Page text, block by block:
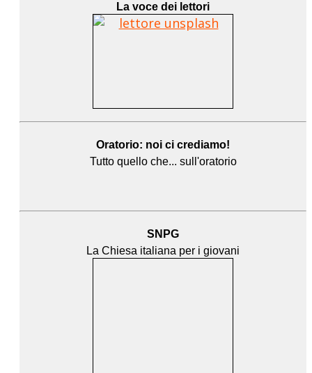
La voce dei lettori
Oratorio: noi ci crediamo!
Tutto quello che... sull'oratorio
SNPG
La Chiesa italiana per i giovani